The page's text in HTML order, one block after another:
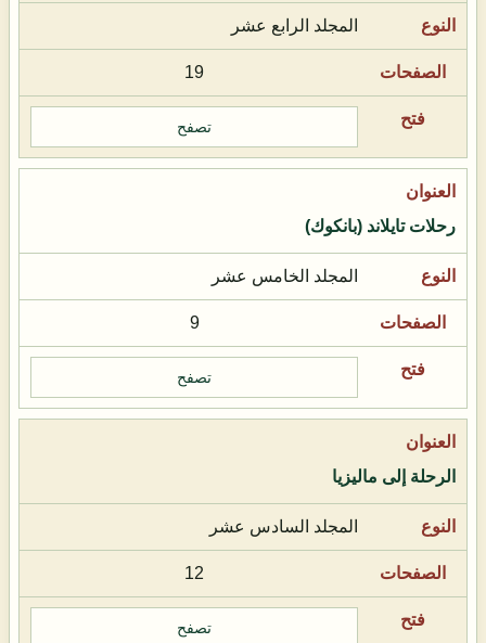
المجلد الرابع عشر
19
تصفح
رحلات تايلاند (بانكوك)
المجلد الخامس عشر
9
تصفح
الرحلة إلى ماليزيا
المجلد السادس عشر
12
تصفح